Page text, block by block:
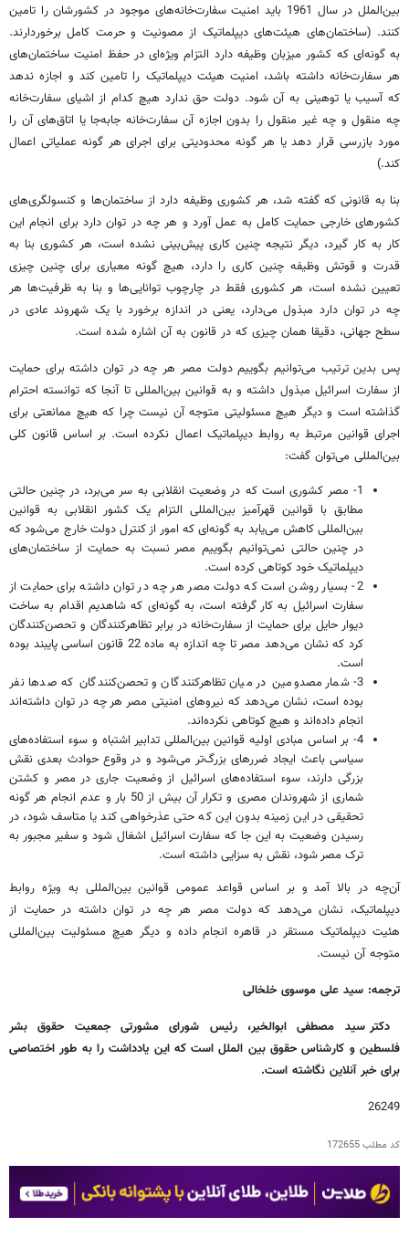
بین‌الملل در سال 1961 باید امنیت سفارت‌خانه‌های موجود در کشورشان را تامین
کنند. (ساختمان‌های هیئت‌های دیپلماتیک از مصونیت و حرمت کامل برخوردارند.
به گونه‌ای که کشور میزبان وظیفه دارد التزام ویژه‌ای در حفظ امنیت ساختمان‌های
هر سفارت‌خانه داشته باشد، امنیت هیئت دیپلماتیک را تامین کند و اجازه ندهد
که آسیب یا توهینی به آن شود. دولت حق ندارد هیچ کدام از اشیای سفارت‌خانه
چه منقول و چه غیر منقول را بدون اجازه آن سفارت‌خانه جابه‌جا یا اتاق‌های آن را
مورد بازرسی قرار دهد یا هر گونه محدودیتی برای اجرای هر گونه عملیاتی اعمال
کند.)
بنا به قانونی که گفته شد، هر کشوری وظیفه دارد از ساختمان‌ها و کنسولگری‌های
کشورهای خارجی حمایت کامل به عمل آورد و هر چه در توان دارد برای انجام این
کار به کار گیرد، دیگر نتیجه چنین کاری پیش‌بینی نشده است، هر کشوری بنا به
قدرت و قوتش وظیفه چنین کاری را دارد، هیچ گونه معیاری برای چنین چیزی
تعیین نشده است، هر کشوری فقط در چارچوب توانایی‌ها و بنا به ظرفیت‌ها هر
چه در توان دارد مبذول می‌دارد، یعنی در اندازه برخورد با یک شهروند عادی در
سطح جهانی، دقیقا همان چیزی که در قانون به آن اشاره شده است.
پس بدین ترتیب می‌توانیم بگوییم دولت مصر هر چه در توان داشته برای حمایت
از سفارت اسرائیل مبذول داشته و به قوانین بین‌المللی تا آنجا که توانسته احترام
گذاشته است و دیگر هیچ مسئولیتی متوجه آن نیست چرا که هیچ ممانعتی برای
اجرای قوانین مرتبط به روابط دیپلماتیک اعمال نکرده است. بر اساس قانون کلی
بین‌المللی می‌توان گفت:
1- مصر کشوری است که در وضعیت انقلابی به سر می‌برد، در چنین حالتی
مطابق با قوانین قهر‌آمیز بین‌المللی التزام یک کشور انقلابی به قوانین
بین‌المللی کاهش می‌یابد به گونه‌ای که امور از کنترل دولت خارج می‌شود که
در چنین حالتی نمی‌توانیم بگوییم مصر نسبت به حمایت از ساختمان‌های
دیپلماتیک خود کوتاهی کرده است.
2- بسیار روشن است که دولت مصر هر چه در توان داشته برای حمایت از
سفارت اسرائیل به کار گرفته است، به گونه‌ای که شاهدیم اقدام به ساخت
دیوار حایل برای حمایت از سفارت‌خانه در برابر تظاهرکنندگان و تحصن‌کنندگان
کرد که نشان می‌دهد مصر تا چه اندازه به ماده 22 قانون اساسی پایبند بوده
است.
3- شمار مصدومین در میان تظاهرکنندگان و تحصن‌کنندگان که صدها نفر
بوده است، نشان می‌دهد که نیروهای امنیتی مصر هر چه در توان داشته‌اند
انجام داده‌اند و هیچ کوتاهی نکرده‌اند.
4- بر اساس مبادی اولیه قوانین بین‌المللی تدابیر اشتباه و سوء استفاده‌های
سیاسی باعث ایجاد ضررهای بزرگ‌تر می‌شود و در وقوع حوادث بعدی نقش
بزرگی دارند، سوء استفاده‌های اسرائیل از وضعیت جاری در مصر و کشتن
شماری از شهروندان مصری و تکرار آن بیش از 50 بار و عدم انجام هر گونه
تحقیقی در این زمینه بدون این که حتی عذرخواهی کند یا متاسف شود، در
رسیدن وضعیت به این جا که سفارت اسرائیل اشغال شود و سفیر مجبور به
ترک مصر شود، نقش به سزایی داشته است.
آن‌چه در بالا آمد و بر اساس قواعد عمومی قوانین بین‌المللی به ویژه روابط
دیپلماتیک، نشان می‌دهد که دولت مصر هر چه در توان داشته در حمایت از
هئیت دیپلماتیک مستقر در قاهره انجام داده و دیگر هیچ مسئولیت بین‌المللی
متوجه آن نیست.
ترجمه: سید علی موسوی خلخالی
دکتر سید مصطفی ابوالخیر، رئیس شورای مشورتی جمعیت حقوق بشر
فلسطین و کارشناس حقوق بین الملل استکه این یادداشت را به طور اختصاصی
برای خبر آنلاین نگاشته است.
26249
کد مطلب172655